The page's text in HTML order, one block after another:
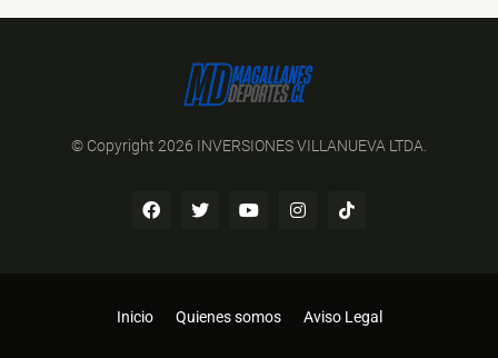
© Copyright 2026 INVERSIONES VILLANUEVA LTDA.
Inicio Quienes somos Aviso Legal